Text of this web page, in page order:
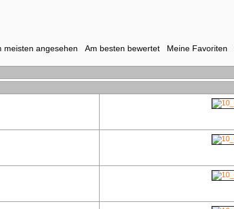
meisten angesehen Am besten bewertet Meine Favoriten